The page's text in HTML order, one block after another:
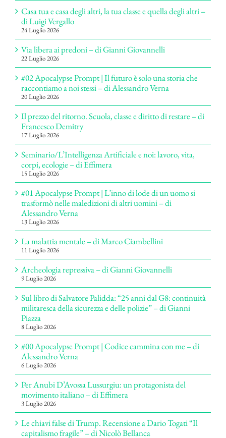
Casa tua e casa degli altri, la tua classe e quella degli altri –
di Luigi Vergallo
24 Luglio 2026
Via libera ai predoni – di Gianni Giovannelli
22 Luglio 2026
#02 Apocalypse Prompt | Il futuro è solo una storia che
raccontiamo a noi stessi – di Alessandro Verna
20 Luglio 2026
Il prezzo del ritorno. Scuola, classe e diritto di restare – di
Francesco Demitry
17 Luglio 2026
Seminario/L’Intelligenza Artificiale e noi: lavoro, vita,
corpi, ecologie – di Effimera
15 Luglio 2026
#01 Apocalypse Prompt | L’inno di lode di un uomo si
trasformò nelle maledizioni di altri uomini – di
Alessandro Verna
13 Luglio 2026
La malattia mentale – di Marco Ciambellini
11 Luglio 2026
Archeologia repressiva – di Gianni Giovannelli
9 Luglio 2026
Sul libro di Salvatore Palidda: “25 anni dal G8: continuità
militaresca della sicurezza e delle polizie” – di Gianni
Piazza
8 Luglio 2026
#00 Apocalypse Prompt | Codice cammina con me – di
Alessandro Verna
6 Luglio 2026
Per Anubi D’Avossa Lussurgiu: un protagonista del
movimento italiano – di Effimera
3 Luglio 2026
Le chiavi false di Trump. Recensione a Dario Togati “Il
capitalismo fragile” – di Nicolò Bellanca